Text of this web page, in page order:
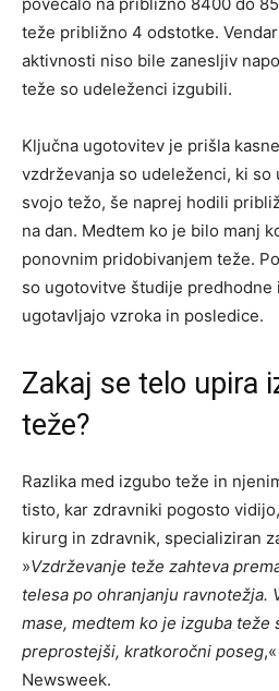
teže približno 4 odstotke.
aktivnosti niso bile zanesljiv
teže so udeleženci izgubili.
Ključna ugotovitev je prišla
vzdrževanja so udeleženci, ki so
svojo težo, še naprej hodili
na dan. Medtem ko je bilo manj
ponovnim pridobivanjem teže.
so ugotovitve študije predhodne
ugotavljajo vzroka in posledice.
Zakaj se telo upira
teže?
Razlika med izgubo teže in
tisto, kar zdravniki pogosto
kirurg in zdravnik, specializiran
»Vzdrževanje teže zahteva
telesa po ohranjanju ravnotežja.
mase, medtem ko je izguba teže
preprostejši, kratkoročni poseg
Newsweek.